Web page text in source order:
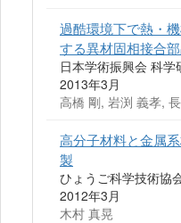
過酷環境下で熱・
する異材固相接合
日本学術振興会 科
2013年3月
高橋 剛, 岩渕 義孝,
高分子材料と金属
製
ひょうご科学技術協
2012年3月
木村 真晃